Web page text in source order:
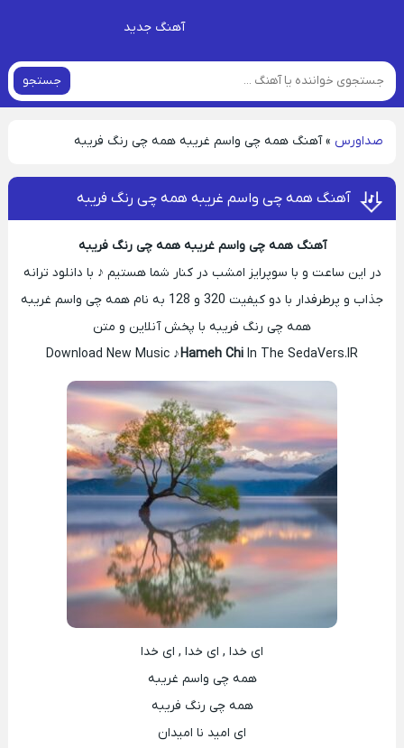
آهنگ جدید
جستجو
صداورس »آهنگ همه چی واسم غریبه همه چی رنگ فریبه
آهنگ همه چی واسم غریبه همه چی رنگ فریبه
آهنگ همه چی واسم غریبه همه چی رنگ فریبه
در این ساعت و با سوپرایز امشب در کنار شما هستیم ♪ با دانلود ترانه
جذاب و پرطرفدار با دو کیفیت 320 و 128 به نام همه چی واسم غریبه
همه چی رنگ فریبه با پخش آنلاین و متن
Download New Music ♪Hameh Chi In The SedaVers.IR
ای خدا , ای خدا , ای خدا
همه چی واسم غریبه
همه چی رنگ فریبه
ای امید نا امیدان